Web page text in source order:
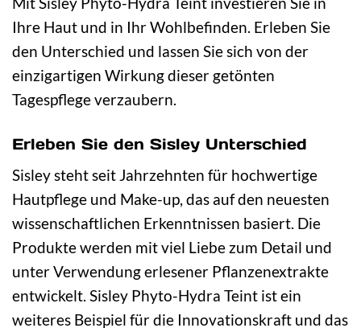
Ihre Haut und in Ihr Wohlbefinden. Erleben Sie
den Unterschied und lassen Sie sich von der
einzigartigen Wirkung dieser getönten
Tagespflege verzaubern.
Erleben Sie den Sisley Unterschied
Sisley steht seit Jahrzehnten für hochwertige
Hautpflege und Make-up, das auf den neuesten
wissenschaftlichen Erkenntnissen basiert. Die
Produkte werden mit viel Liebe zum Detail und
unter Verwendung erlesener Pflanzenextrakte
entwickelt. Sisley Phyto-Hydra Teint ist ein
weiteres Beispiel für die Innovationskraft und das